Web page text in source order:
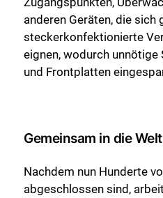
anderen Geräten, die sich
steckerkonfektionierte
eignen, wodurch
und Frontplatten
Gemeinsam in die
Nachdem nun Hunderte
abgeschlossen sind,